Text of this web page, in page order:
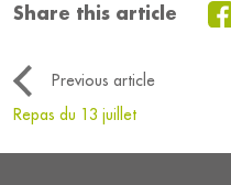
Share this article
Previous article
Repas du 13 juillet